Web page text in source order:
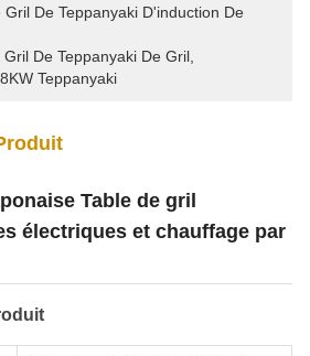
De Teppanyaki D'induction De
De Teppanyaki De Gril
Teppanyaki
Table de gril
électriques et chauffage par